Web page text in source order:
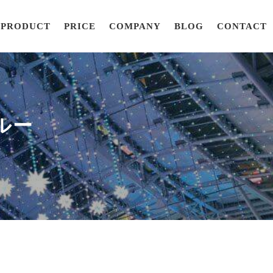
PRODUCT PRICE COMPANY BLOG CONTACT
ー